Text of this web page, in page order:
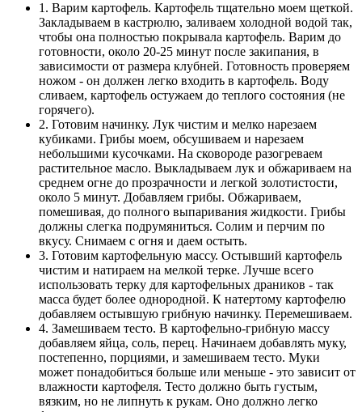
1. Варим картофель. Картофель тщательно моем щеткой.
Закладываем в кастрюлю, заливаем холодной водой так,
чтобы она полностью покрывала картофель. Варим до
готовности, около 20-25 минут после закипания, в
зависимости от размера клубней. Готовность проверяем
ножом - он должен легко входить в картофель. Воду
сливаем, картофель остужаем до теплого состояния (не
горячего).
2. Готовим начинку. Лук чистим и мелко нарезаем
кубиками. Грибы моем, обсушиваем и нарезаем
небольшими кусочками. На сковороде разогреваем
растительное масло. Выкладываем лук и обжариваем на
среднем огне до прозрачности и легкой золотистости,
около 5 минут. Добавляем грибы. Обжариваем,
помешивая, до полного выпаривания жидкости. Грибы
должны слегка подрумяниться. Солим и перчим по
вкусу. Снимаем с огня и даем остыть.
3. Готовим картофельную массу. Остывший картофель
чистим и натираем на мелкой терке. Лучше всего
использовать терку для картофельных драников - так
масса будет более однородной. К натертому картофелю
добавляем остывшую грибную начинку. Перемешиваем.
4. Замешиваем тесто. В картофельно-грибную массу
добавляем яйца, соль, перец. Начинаем добавлять муку,
постепенно, порциями, и замешиваем тесто. Муки
может понадобиться больше или меньше - это зависит от
влажности картофеля. Тесто должно быть густым,
вязким, но не липнуть к рукам. Оно должно легко